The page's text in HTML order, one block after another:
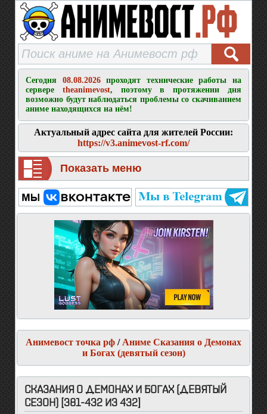
Сегодня 08.08.2026проходят технические работы на
сервере theanimevost, поэтому в протяжении дня
возможно будут наблюдаться проблемы со скачиванием
аниме находящихся на нём!
Актуальный адрес сайта для жителей России:
https://v3.animevost-rf.com/
Показать меню
Анимевост точка рф / Аниме Сказания о Демонах
и Богах (девятый сезон)
СКАЗАНИЯ О ДЕМОНАХ И БОГАХ (ДЕВЯТЫЙ
СЕЗОН) [381-432 ИЗ 432]